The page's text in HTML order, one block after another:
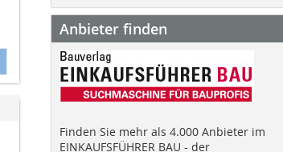
Anbieter finden
Finden Sie mehr als 4.000 Anbieter im
EINKAUFSFÜHRER BAU - der